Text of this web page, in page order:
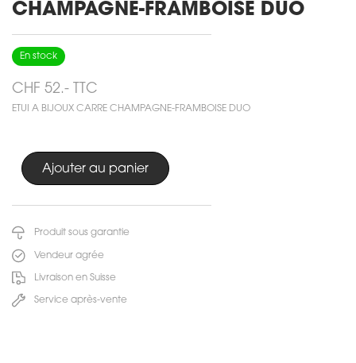
CHAMPAGNE-FRAMBOISE DUO
En stock
CHF 52.- TTC
ETUI A BIJOUX CARRE CHAMPAGNE-FRAMBOISE DUO
Produit sous garantie
Vendeur agrée
Livraison en Suisse
Service après-vente